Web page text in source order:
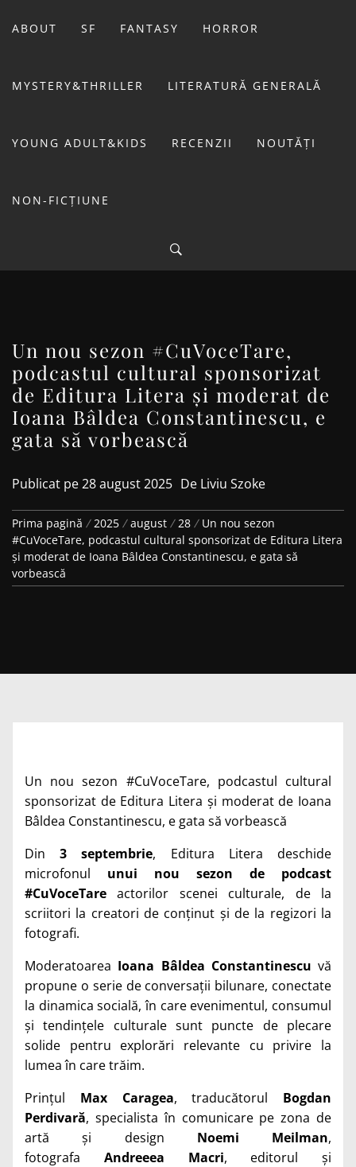
ABOUT SF FANTASY HORROR
MYSTERY&THRILLER LITERATURĂ GENERALĂ
YOUNG ADULT&KIDS RECENZII NOUTĂȚI
NON-FICȚIUNE
LIVIU
Un nou sezon #CuVoceTare,
podcastul cultural sponsorizat
de Editura Litera și moderat de
Ioana Bâldea Constantinescu, e
gata să vorbească
Publicat pe28 august 2025 De Liviu Szoke
Prima pagină 2025 august 28
Un nou sezon
#CuVoceTare, podcastul cultural sponsorizat de Editura Litera
și moderat de Ioana Bâldea Constantinescu, e gata să
vorbească
Un nou sezon #CuVoceTare, podcastul cultural
sponsorizat de Editura Litera și moderat de Ioana
Bâldea Constantinescu, e gata să vorbească
Din3 septembrie, Editura Litera deschide
microfonul unui nou sezon de podcast
#CuVoceTare actorilor scenei culturale, de la
scriitori la creatori de conținut și de la regizori la
fotografi.
Moderatoarea Ioana Bâldea Constantinescu vă
propune o serie de conversații bilunare, conectate
la dinamica socială, în care evenimentul, consumul
și tendințele culturale sunt puncte de plecare
solide pentru explorări relevante cu privire la
lumea în care trăim.
Prințul Max Caragea, traducătorul Bogdan
Perdivară, specialista în comunicare pe zona de
artă și design Noemi Meilman,
fotografa Andreeea Macri, editorul și